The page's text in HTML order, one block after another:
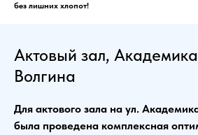
без лишних хлопот!
Актовый зал, Академика
Волгина
Для актового зала на ул.
была проведена комплексная